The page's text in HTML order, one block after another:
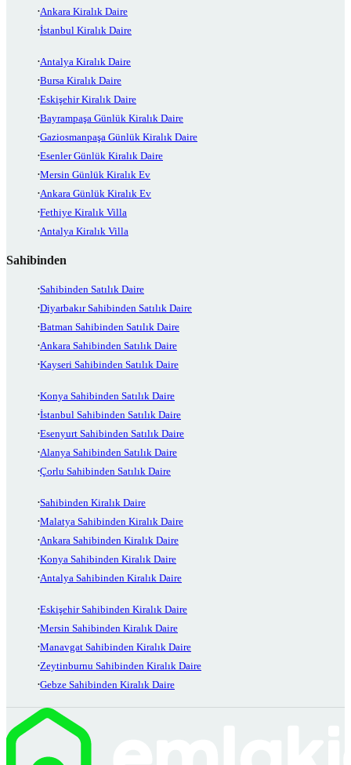
Ankara Kiralık Daire
İstanbul Kiralık Daire
Antalya Kiralık Daire
Bursa Kiralık Daire
Eskişehir Kiralık Daire
Bayrampaşa Günlük Kiralık Daire
Gaziosmanpaşa Günlük Kiralık Daire
Esenler Günlük Kiralık Daire
Mersin Günlük Kiralık Ev
Ankara Günlük Kiralık Ev
Fethiye Kiralık Villa
Antalya Kiralık Villa
Sahibinden
Sahibinden Satılık Daire
Diyarbakır Sahibinden Satılık Daire
Batman Sahibinden Satılık Daire
Ankara Sahibinden Satılık Daire
Kayseri Sahibinden Satılık Daire
Konya Sahibinden Satılık Daire
İstanbul Sahibinden Satılık Daire
Esenyurt Sahibinden Satılık Daire
Alanya Sahibinden Satılık Daire
Çorlu Sahibinden Satılık Daire
Sahibinden Kiralık Daire
Malatya Sahibinden Kiralık Daire
Ankara Sahibinden Kiralık Daire
Konya Sahibinden Kiralık Daire
Antalya Sahibinden Kiralık Daire
Eskişehir Sahibinden Kiralık Daire
Mersin Sahibinden Kiralık Daire
Manavgat Sahibinden Kiralık Daire
Zeytinburnu Sahibinden Kiralık Daire
Gebze Sahibinden Kiralık Daire